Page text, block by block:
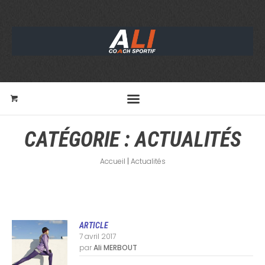
CATÉGORIE :ACTUALITÉS
Accueil | Actualités
ARTICLE
7 avril 2017
parAli MERBOUT